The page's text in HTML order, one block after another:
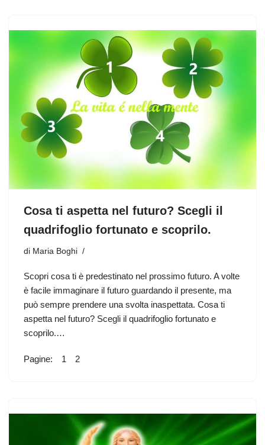
Cosa ti aspetta nel futuro? Scegli il
quadrifoglio fortunato e scoprilo.
di Maria Boghi
Scopri cosa ti è predestinato nel prossimo futuro. A volte
è facile immaginare il futuro guardando il presente, ma
può sempre prendere una svolta inaspettata. Cosa ti
aspetta nel futuro? Scegli il quadrifoglio fortunato e
scoprilo.…
Pagine: 1 2